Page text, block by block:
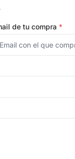
de tu compra *